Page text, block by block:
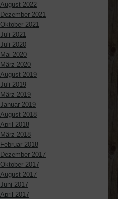
August 2022
Dezember 2021
Oktober 2021
Juli 2021
Juli 2020
Mai 2020
März 2020
August 2019
Juli 2019
März 2019
Januar 2019
August 2018
April 2018
März 2018
Februar 2018
Dezember 2017
Oktober 2017
August 2017
Juni 2017
April 2017